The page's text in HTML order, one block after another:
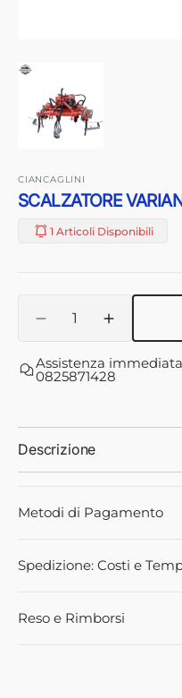
CIANCAGLINI
SCALZATORE
1 Articoli Disponibili
Diminuisci
per
SCALZATORE
Aumenta
quantità
per
Assistenza
0825871428
Descrizione
Metodi di Pagamento
Spedizione: Costi e
Reso e Rimborsi